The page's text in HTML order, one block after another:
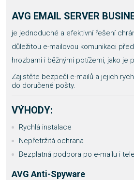
AVG EMAIL SERVER
je jednoduché a efektivní řešení
důležitou e-mailovou komunikaci
hrozbami i běžnými potížemi, jako je
Zajistěte bezpečí e-mailů a jejich
do doručené pošty.
VÝHODY:
Rychlá instalace
Nepřetržitá ochrana
Bezplatná podpora po e-mailu i
AVG Anti-Spyware